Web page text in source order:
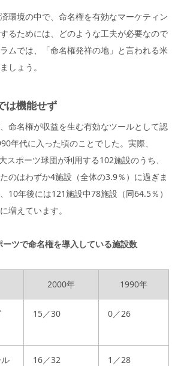
環境の中で、命名権を有効なマーケティン
るためには、どのような工夫が必要なので
ムでは、「命名権発祥の地」と言われる米
しょう。
は機能せず
命名権が収益を生む有効なツールとして認
年代に入った頃のことでした。実際、
スポーツ球団が利用する102施設のうち、
のはわずか4施設（全体の3.9％）に過ぎま
10年後には121施設中78施設（同64.5％）
増えています。
ーツで命名権を導入している施設数
2000年 1990年
15／30 0／26
16／32 1／28